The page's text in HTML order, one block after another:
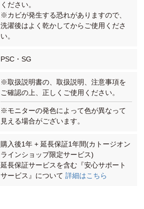
ください。
※カビが発生する恐れがありますので、
洗濯後はよく乾かしてからご使用くださ
い。
PSC・SG
※取扱説明書の、取扱説明、注意事項を
ご確認の上、正しくご使用ください。
※モニターの発色によって色が異なって
見える場合がございます。
購入後1年 + 延長保証1年間(カトージオン
ラインショップ限定サービス)
延長保証サービスを含む『安心サポート
サービス』について 詳細はこちら